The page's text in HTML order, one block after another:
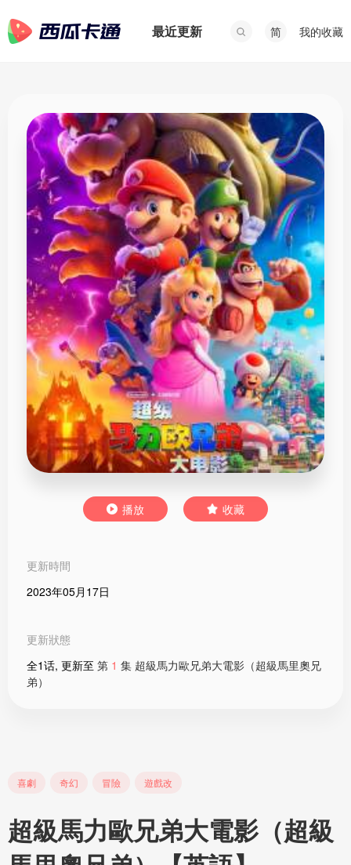
最近更新 简 我的收藏
播放 收藏
更新時間
2023年05月17日
更新狀態
全1话, 更新至 第 1 集 超級馬力歐兄弟大電影（超級馬里奧兄
弟）
喜劇 奇幻 冒險 遊戲改
超級馬力歐兄弟大電影（超級